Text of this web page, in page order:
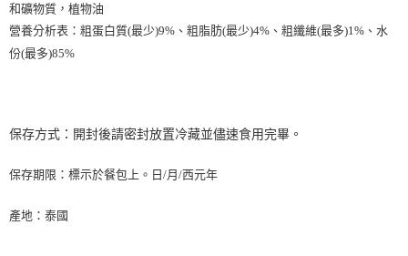
和礦物質，植物油
營養分析表：粗蛋白質(最少)9%、粗脂肪(最少)4%、粗纖維(最多)1%、水
份(最多)85%
保存方式：開封後請密封放置冷藏並儘速食用完畢。
保存期限：標示於餐包上。日/月/西元年
產地：泰國